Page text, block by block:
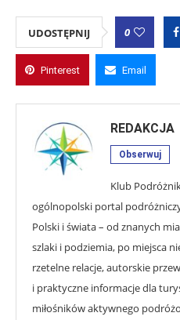
UDOSTĘPNIJ 0
Pinterest Email
REDAKCJA
Obserwuj
Klub
ogólnopolski portal
Polski i świata – od znanych
szlaki i podziemia, po miejsca
rzetelne relacje, autorskie
i praktyczne informacje dla
miłośników aktywnego